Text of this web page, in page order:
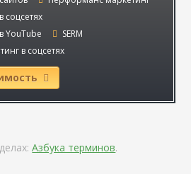
соцсетях
YouTube
SERM
в соцсетях
Азбука терминов.